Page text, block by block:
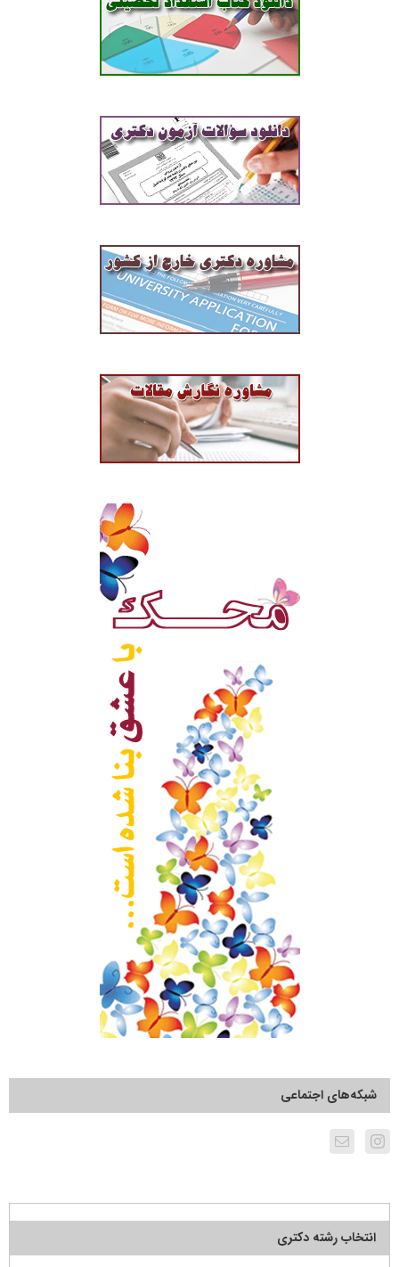
شبکه‌های اجتماعی
انتخاب رشته دکتری